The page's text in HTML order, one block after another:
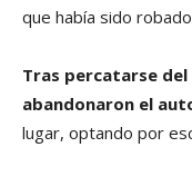
que había sido
Tras percatarse
abandonaron el
lugar, optando por